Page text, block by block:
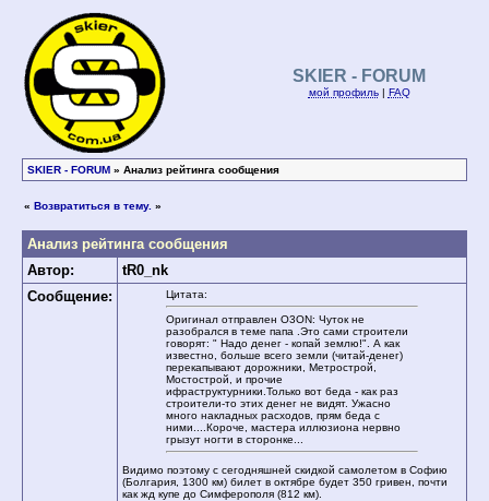
SKIER - FORUM
мой профиль| FAQ
SKIER - FORUM » Анализ рейтинга сообщения
« Возвратиться в тему. »
Анализ рейтинга сообщения
Автор:
tR0_nk
Сообщение:
Цитата:
Оригинал отправлен O3ON: Чуток не
разобрался в теме папа .Это сами строители
говорят: " Надо денег - копай землю!". А как
известно, больше всего земли (читай-денег)
перекапывают дорожники, Метрострой,
Мостострой, и прочие
ифраструктурники.Только вот беда - как раз
строители-то этих денег не видят. Ужасно
много накладных расходов, прям беда с
ними....Короче, мастера иллюзиона нервно
грызут ногти в сторонке...
Видимо поэтому с сегодняшней скидкой самолетом в Софию
(Болгария, 1300 км) билет в октябре будет 350 гривен, почти
как жд купе до Симферополя (812 км).